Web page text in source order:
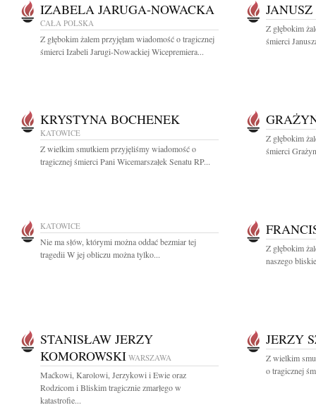
IZABELA JARUGA-NOWACKA
CAŁA POLSKA
Z głębokim żalem przyjęłam wiadomość o tragicznej
śmierci Izabeli Jarugi-Nowackiej Wicepremiera...
Z głębokim
śmierci
KRYSTYNA BOCHENEK
KATOWICE
Z wielkim smutkiem przyjęliśmy wiadomość o
tragicznej śmierci Pani Wicemarszałek Senatu RP...
Z głębokim
śmierci
KATOWICE
Nie ma słów, którymi można oddać bezmiar tej
tragedii W jej obliczu można tylko...
Z głębokim
naszego
STANISŁAW JERZY
KOMOROWSKI WARSZAWA
Maćkowi, Karolowi, Jerzykowi i Ewie oraz
Rodzicom i Bliskim tragicznie zmarłego w
katastrofie...
JERZY
Z wielkim
o tragicznej